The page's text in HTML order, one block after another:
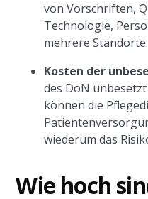
von Vorschriften,
Technologie,
mehrere Standorte.
Kosten der
des DoN
können die
wiederum das
Wie hoch